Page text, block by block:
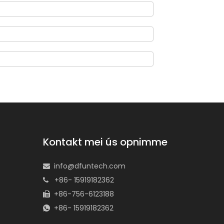
Kontakt mei ús opnimme
 info@dfuntech.com
 +86- 15919182362
 +86-756-6123188
 +86- 15919182362